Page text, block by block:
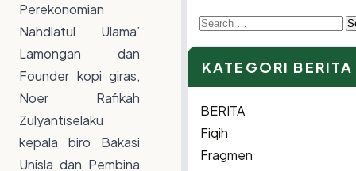
Perekonomian
Nahdlatul Ulama’
Lamongan dan
Founder kopi giras,
Noer Rafikah
Zulyantiselaku
kepala biro Bakasi
Unisla dan Pembina
Search
for:
KATEGORI BERITA
BERITA
Fiqih
Fragmen